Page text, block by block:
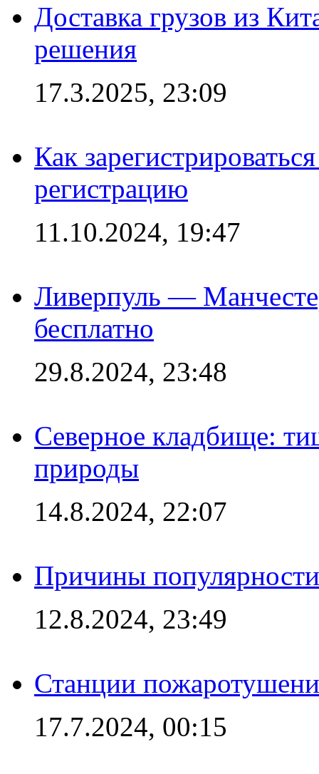
Доставка грузов из
решения
17.3.2025, 23:09
Как
регистрацию
11.10.2024, 19:47
Ливерпуль —
бесплатно
29.8.2024, 23:48
Северное кладбище:
природы
14.8.2024, 22:07
Причины
12.8.2024, 23:49
Станции
17.7.2024, 00:15